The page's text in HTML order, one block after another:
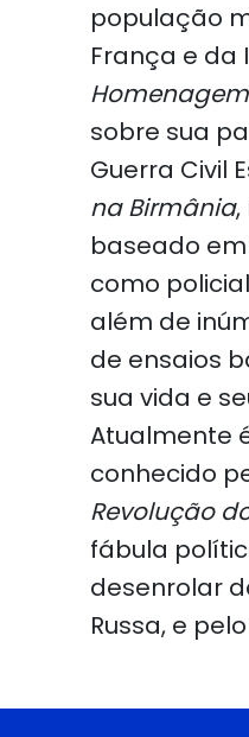
população
França e da
sobre sua
Guerra Civil
na Birmânia,
baseado
como
além de
de ensaios
sua vida e
Atualmente
conhecido
Revolução
fábula
desenrolar
Russa, e